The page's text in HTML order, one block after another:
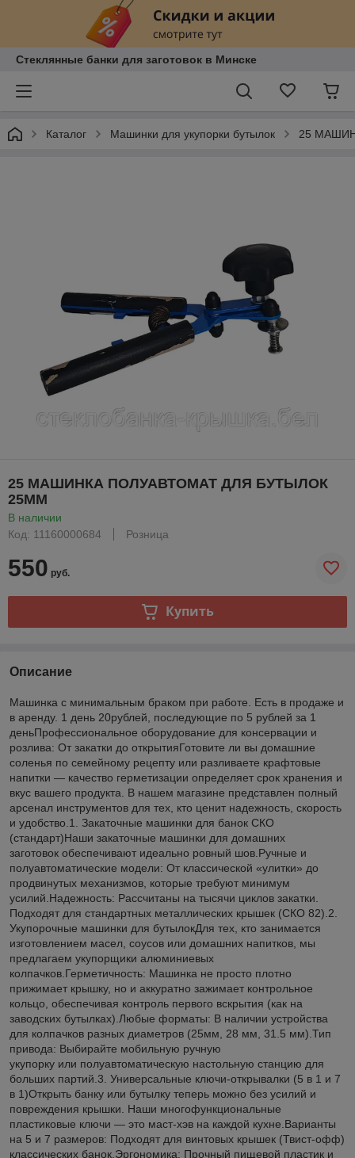
Стеклянные банки для заготовок в Минске
Каталог Машинки для укупорки бутылок 25
25 МАШИНКА ПОЛУАВТОМАТ ДЛЯ БУТЫЛОК
25ММ
В наличии
Код: 11160000684
Розница
550 руб.
Купить
Описание
Машинка с минимальным браком при работе. Есть в продаже и
в аренду. 1 день 20рублей, последующие по 5 рублей за 1
деньПрофессиональное оборудование для консервации и
розлива: От закатки до открытияГотовите ли вы домашние
соленья по семейному рецепту или разливаете крафтовые
напитки — качество герметизации определяет срок хранения и
вкус вашего продукта. В нашем магазине представлен полный
арсенал инструментов для тех, кто ценит надежность, скорость
и удобство.1. Закаточные машинки для банок СКО
(стандарт)Наши закаточные машинки для домашних
заготовок обеспечивают идеально ровный шов.Ручные и
полуавтоматические модели: От классической «улитки» до
продвинутых механизмов, которые требуют минимум
усилий.Надежность: Рассчитаны на тысячи циклов закатки.
Подходят для стандартных металлических крышек (СКО 82).2.
Укупорочные машинки для бутылокДля тех, кто занимается
изготовлением масел, соусов или домашних напитков, мы
предлагаем укупорщики алюминиевых
колпачков.Герметичность: Машинка не просто плотно
прижимает крышку, но и аккуратно зажимает контрольное
кольцо, обеспечивая контроль первого вскрытия (как на
заводских бутылках).Любые форматы: В наличии устройства
для колпачков разных диаметров (25мм, 28 мм, 31.5 мм).Тип
привода: Выбирайте мобильную ручную
укупорку или полуавтоматическую настольную станцию для
больших партий.3. Универсальные ключи-открывалки (5 в 1 и 7
в 1)Открыть банку или бутылку теперь можно без усилий и
повреждения крышки. Наши многофункциональные
пластиковые ключи — это маст-хэв на каждой кухне.Варианты
на 5 и 7 размеров: Подходят для винтовых крышек (Твист-офф)
классических банок.Эргономика: Прочный пищевой пластик и